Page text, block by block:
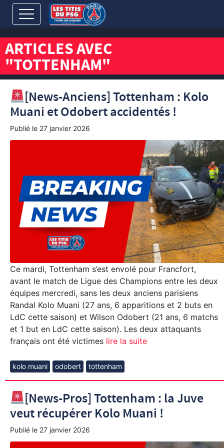
ARTICLES AVEC
"TOTTENHAM"
[News-Anciens] Tottenham : Kolo
Muani et Odobert accidentés !
Publié le 27 janvier 2026
Ce mardi, Tottenham s’est envolé pour Francfort,
avant le match de Ligue des Champions entre les deux
équipes mercredi, sans les deux anciens parisiens
Randal Kolo Muani (27 ans, 6 apparitions et 2 buts en
LdC cette saison) et Wilson Odobert (21 ans, 6 matchs
et 1 but en LdC cette saison). Les deux attaquants
français ont été victimes lire la suite
kolo muani odobert tottenham
[News-Pros] Tottenham : la Juve
veut récupérer Kolo Muani !
Publié le 27 janvier 2026